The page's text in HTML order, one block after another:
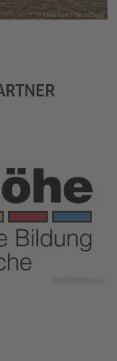
© Unsplash / Glen Carrie